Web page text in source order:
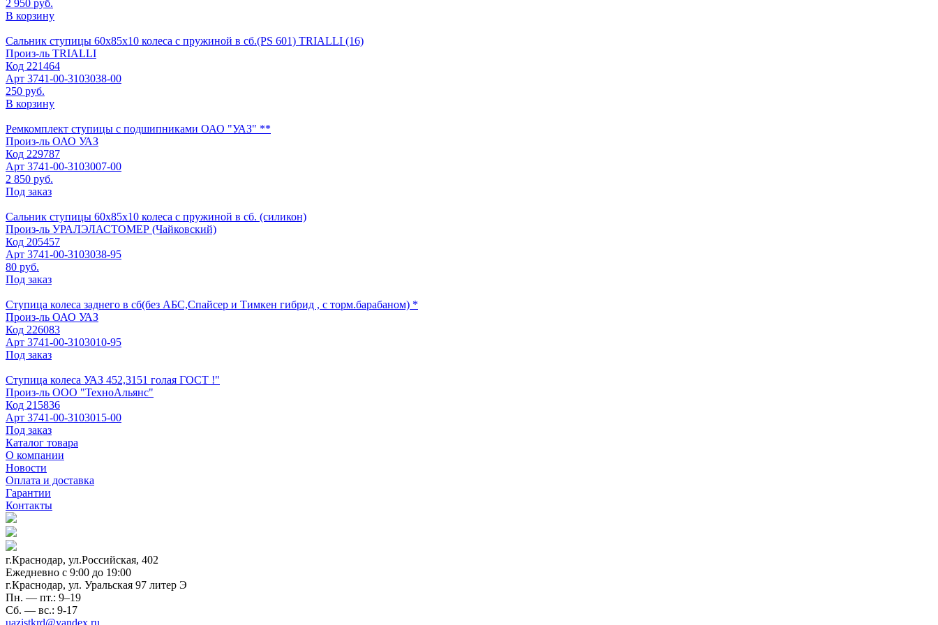
2 950 руб.
В корзину
Сальник ступицы 60х85х10 колеса с пружиной в сб.(PS 601) TRIALLI (16)
Произ-ль TRIALLI
Код 221464
Арт 3741-00-3103038-00
250 руб.
В корзину
Ремкомплект ступицы с подшипниками ОАО "УАЗ" **
Произ-ль ОАО УАЗ
Код 229787
Арт 3741-00-3103007-00
2 850 руб.
Под заказ
Сальник ступицы 60х85х10 колеса с пружиной в сб. (силикон)
Произ-ль УРАЛЭЛАСТОМЕР (Чайковский)
Код 205457
Арт 3741-00-3103038-95
80 руб.
Под заказ
Ступица колеса заднего в сб(без АБС,Спайсер и Тимкен гибрид , с торм.барабаном) *
Произ-ль ОАО УАЗ
Код 226083
Арт 3741-00-3103010-95
Под заказ
Ступица колеса УАЗ 452,3151 голая ГОСТ !"
Произ-ль ООО "ТехноАльянс"
Код 215836
Арт 3741-00-3103015-00
Под заказ
Каталог товара
О компании
Новости
Оплата и доставка
Гарантии
Контакты
г.Краснодар, ул.Российская, 402
Ежедневно c 9:00 до 19:00
г.Краснодар, ул. Уральская 97 литер Э
Пн. — пт.: 9–19
Сб. — вс.: 9-17
uazistkrd@yandex.ru